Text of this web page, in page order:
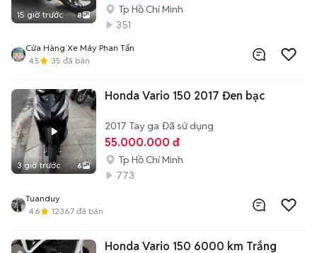
15 giờ trước 8
Tp Hồ Chí Minh
351
Cửa Hàng Xe Máy Phan Tấn
4.5
35 đã bán
3 giờ trước 6
Honda Vario 150 2017 Đen bạc
2017 Tay ga Đã sử dụng
55.000.000 đ
Tp Hồ Chí Minh
773
Tuanduy
4.6
12367 đã bán
Honda Vario 150 6000 km Trắng